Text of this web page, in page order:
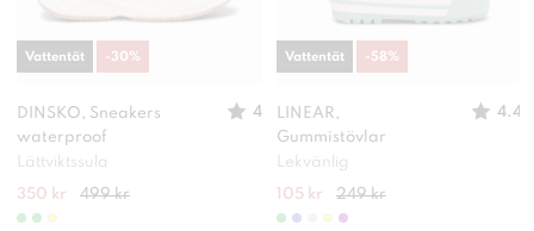
DINSKO, Sneakers
waterproof
4
Lättviktssula
350 kr 499 kr
Vattentät -30%
LINEAR,
Gummistövlar
4.4
Lekvänlig
105 kr 249 kr
Vattentät -58 %